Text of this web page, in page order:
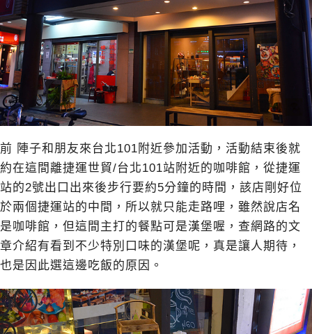
前 陣子和朋友來台北101附近參加活動，活動結束後就
約在這間離捷運世貿/台北101站附近的咖啡館，從捷運
站的2號出口出來後步行要約5分鐘的時間，該店剛好位
於兩個捷運站的中間，所以就只能走路哩，雖然說店名
是咖啡館，但這間主打的餐點可是漢堡喔，查網路的文
章介紹有看到不少特別口味的漢堡呢，真是讓人期待，
也是因此選這邊吃飯的原因。